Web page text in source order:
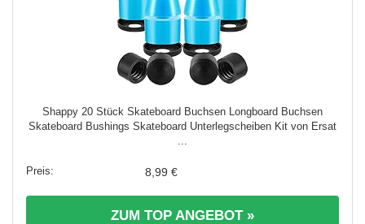
Shappy 20 Stück Skateboard Buchsen Longboard Buchsen
Skateboard Bushings Skateboard Unterlegscheiben Kit von Ersat
8,99 €
ZUM TOP ANGEBOT »